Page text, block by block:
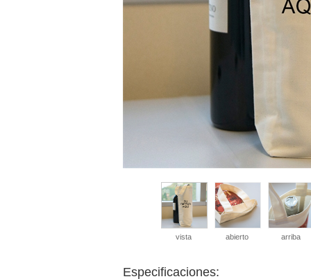
vista abierto arriba
Especificaciones: